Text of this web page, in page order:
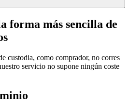
forma más sencilla de
custodia, como comprador, no corres
servicio no supone ningún coste